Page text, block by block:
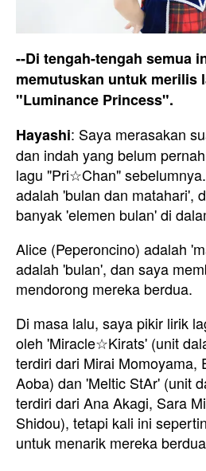
--Di tengah-tengah semua
memutuskan untuk merilis
"Luminance Princess".
Hayashi: Saya merasakan
dan indah yang belum
lagu "Pri☆Chan"
adalah 'bulan dan matahari',
banyak 'elemen bulan' di
Alice (Peperoncino) adalah
adalah 'bulan', dan saya
mendorong mereka berdua.
Di masa lalu, saya pikir lirik
oleh 'Miracle☆Kirats' (unit
terdiri dari Mirai Momoyama,
Aoba) dan 'Meltic StAr' (unit
terdiri dari Ana Akagi, Sara
Shidou), tetapi kali ini
untuk menarik mereka